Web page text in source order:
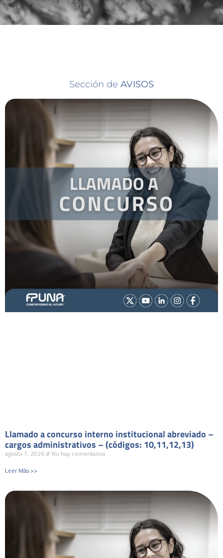
Sección de AVISOS
Llamado a concurso interno institucional abreviado –
cargos administrativos – (códigos: 10,11,12,13)
agosto 7, 2026
No hay comentarios
Leer Más >>